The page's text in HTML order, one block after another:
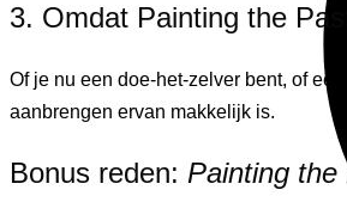
3. Omdat Painting the
Of je nu een doe-het-zelver bent, of
aanbrengen ervan makkelijk is.
Bonus reden: Painting